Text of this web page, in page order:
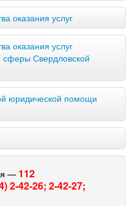
оказания услуг
оказания услуг
сферы Свердловской
юридической помощи
— 112
2-42-26; 2-42-27;